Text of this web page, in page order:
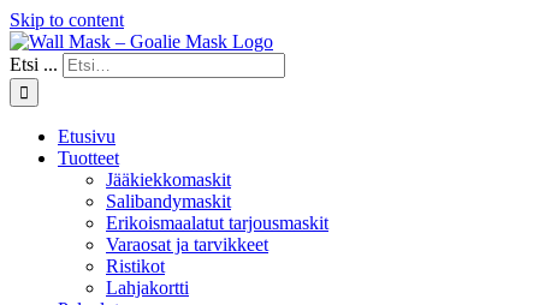
Skip to content
Etsi ...
Etusivu
Tuotteet
Jääkiekkomaskit
Salibandymaskit
Erikoismaalatut tarjousmaskit
Varaosat ja tarvikkeet
Ristikot
Lahjakortti